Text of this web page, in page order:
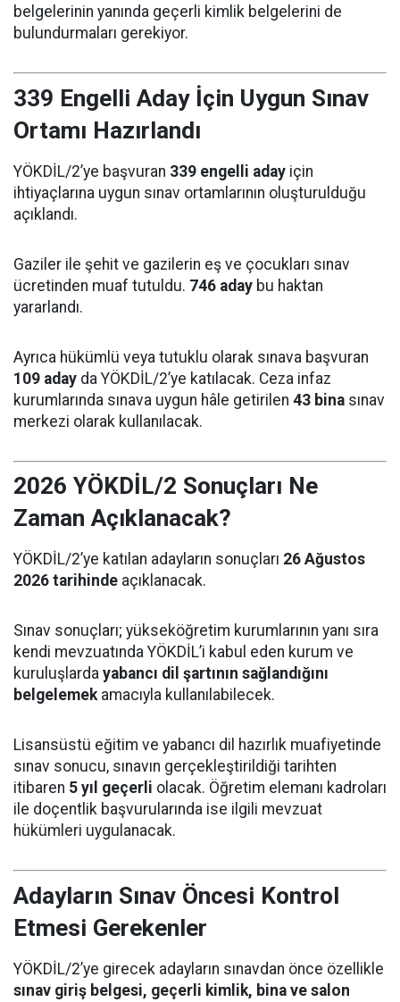
belgelerinin yanında geçerli kimlik belgelerini de
bulundurmaları gerekiyor.
339 Engelli Aday İçin Uygun Sınav
Ortamı Hazırlandı
YÖKDİL/2’ye başvuran 339 engelli aday için
ihtiyaçlarına uygun sınav ortamlarının oluşturulduğu
açıklandı.
Gaziler ile şehit ve gazilerin eş ve çocukları sınav
ücretinden muaf tutuldu. 746 aday bu haktan
yararlandı.
Ayrıca hükümlü veya tutuklu olarak sınava başvuran
109 aday da YÖKDİL/2’ye katılacak. Ceza infaz
kurumlarında sınava uygun hâle getirilen 43 bina sınav
merkezi olarak kullanılacak.
2026 YÖKDİL/2 Sonuçları Ne
Zaman Açıklanacak?
YÖKDİL/2’ye katılan adayların sonuçları 26 Ağustos
2026 tarihinde açıklanacak.
Sınav sonuçları; yükseköğretim kurumlarının yanı sıra
kendi mevzuatında YÖKDİL’i kabul eden kurum ve
kuruluşlarda yabancı dil şartının sağlandığını
belgelemekamacıyla kullanılabilecek.
Lisansüstü eğitim ve yabancı dil hazırlık muafiyetinde
sınav sonucu, sınavın gerçekleştirildiği tarihten
itibaren 5 yıl geçerli olacak. Öğretim elemanı kadroları
ile doçentlik başvurularında ise ilgili mevzuat
hükümleri uygulanacak.
Adayların Sınav Öncesi Kontrol
Etmesi Gerekenler
YÖKDİL/2’ye girecek adayların sınavdan önce özellikle
sınav giriş belgesi, geçerli kimlik, bina ve salon